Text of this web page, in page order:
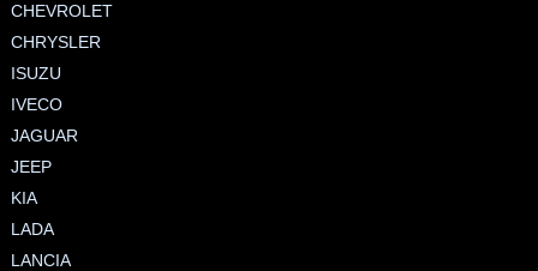
CHEVROLET
CHRYSLER
ISUZU
IVECO
JAGUAR
JEEP
KIA
LADA
LANCIA